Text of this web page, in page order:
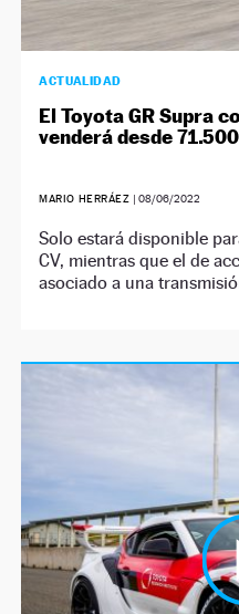
ACTUALIDAD
El Toyota GR Supra
venderá desde
MARIO HERRÁEZ | 08/06/2022
Solo estará disponible
CV, mientras que el de
asociado a una